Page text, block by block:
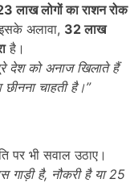
लाख लोगों का राशन रोक
अलावा, 32लाख
है।
देश को अनाज खिलाते हैं
चाहती है।”
पर भी सवाल उठाए।
गाड़ी है, नौकरी है या 25